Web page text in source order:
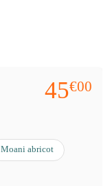
45€00
Moani abricot